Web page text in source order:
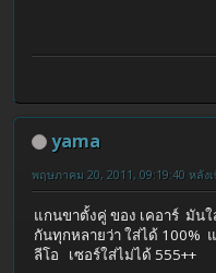
yama
พฤษภาคม 20, 2011, 09:19:40 หลังเ
แกนขาตั้งคู่ ของ เคอาร์ มัน
กันทุกหลายว่า ใส่ได้ 100%
ลีโอ เซอร์ใส่ไม่ได้ 555++